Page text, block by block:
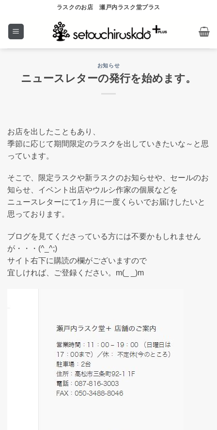
content
ラスクのお店 瀬戸内ラスク堂プラス
お知らせ
ニュースレターの発行を始めます。
お店を出したこともあり、
季節に応じて期間限定のラスクを出していきたいな～と思
っています。
そこで、限定ラスクや新ラスクのお知らせや、セールのお
知らせ、イベント出店やウルシ作家の個展などを
ニュースレターにて1ヶ月に一度くらいでお届けしたいと
思っております。
ブログを見てくださっている方には不要かもしれません
が・・・(^_^;)
サイト右下に購読の欄がございますので
宜しければ、ご登録ください。m(_ _)m